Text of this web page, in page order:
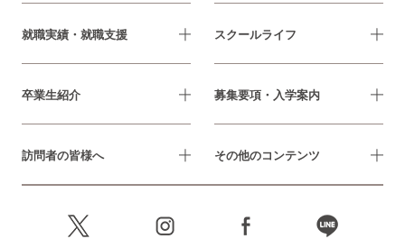
就職実績・就職支援 スクールライフ
卒業生紹介 募集要項・入学案内
訪問者の皆様へ その他のコンテンツ